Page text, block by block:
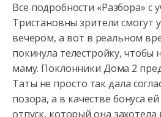
Все подробности «Разбора» с
Тристановны зрители смогут
вечером, а вот в реальном
покинула телестройку, чтобы
маму. Поклонники Дома 2
Таты не просто так дала
позора, а в качестве бонуса
отпуск, который она